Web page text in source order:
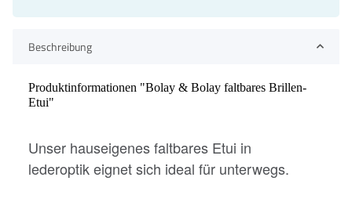
Beschreibung
Produktinformationen "Bolay & Bolay faltbares Brillen-
Etui"
Unser hauseigenes faltbares Etui in
lederoptik eignet sich ideal für unterwegs.